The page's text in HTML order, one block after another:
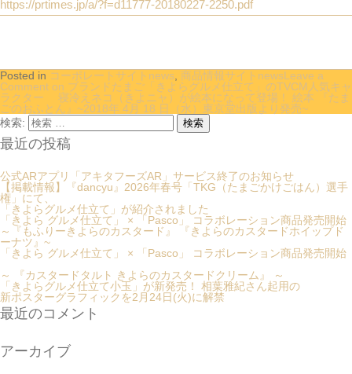
https://prtimes.jp/a/?f=d11777-20180227-2250.pdf
Posted in コーポレートサイトnews 商品情報サイトnewsLeave a
Comment on ブランドたまご「きよらグルメ仕立て」のTVCM人気キャ
ラクター 寝冷えネコ（きよニャ）が絵本になって登場！ 絵本 『たま
ごのおふとん』~2018年 4月 18 日（水）東京堂出版より発売~
検索:
最近の投稿
公式ARアプリ「アキタフーズAR」サービス終了のお知らせ
【掲載情報】『dancyu』2026年春号「TKG（たまごかけごはん）選手
権」にて、
「きよらグルメ仕立て」が紹介されました
「きよら グルメ仕立て」 × 「Pasco」 コラボレーション商品発売開始
～『もふりーきよらのカスタード』 『きよらのカスタードホイップド
ーナツ』~
「きよら グルメ仕立て」 × 「Pasco」 コラボレーション商品発売開始
～ 『カスタードタルト きよらのカスタードクリーム』 ～
「きよらグルメ仕立て小玉」が新発売！ 相葉雅紀さん起用の
新ポスターグラフィックを2月24日(火)に解禁
最近のコメント
アーカイブ